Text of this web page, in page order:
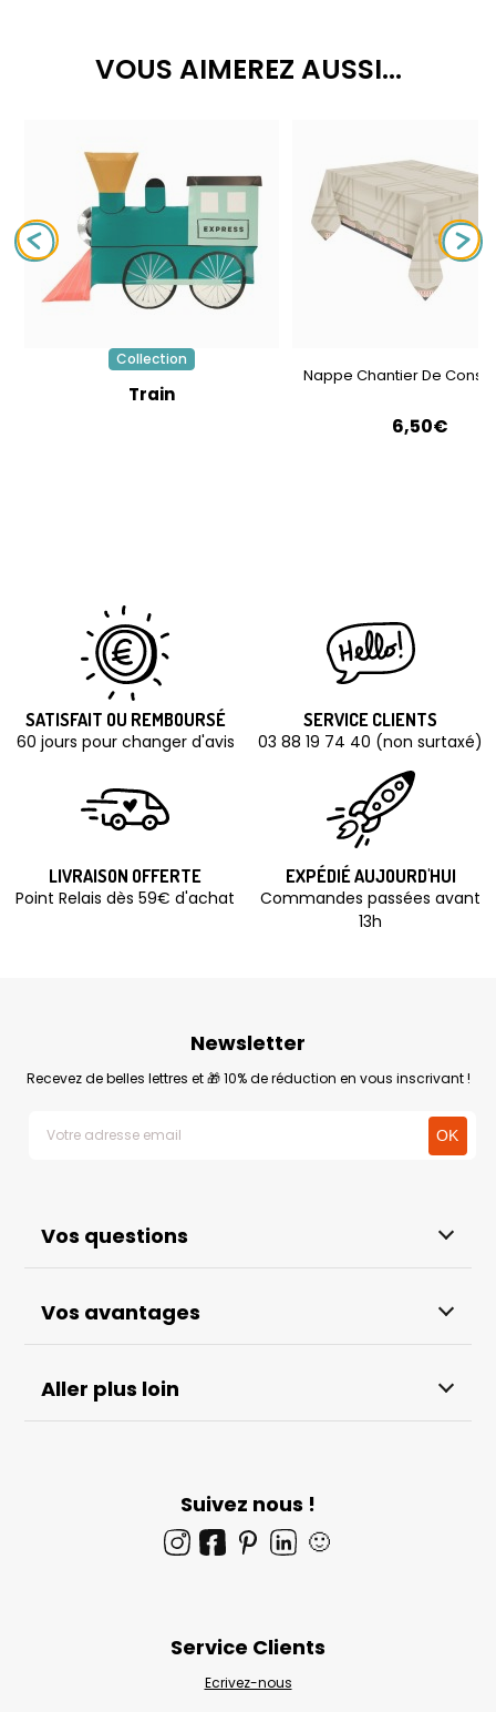
VOUS AIMEREZ AUSSI...
Collection
Train
Nappe Chantier De
6,50€
SATISFAIT OU REMBOURSÉ
60 jours pour changer d'avis
SERVICE CLIENTS
03 88 19 74 40 (non surtaxé)
LIVRAISON OFFERTE
Point Relais dès 59€ d'achat
EXPÉDIÉ AUJOURD'HUI
Commandes passées avant
13h
Vos questions
Vos avantages
Aller plus loin
Newsletter
Recevez de belles lettres et 🎁 10% de réduction en vous inscrivant !
Suivez nous !
🙂
Service Clients
Ecrivez-nous